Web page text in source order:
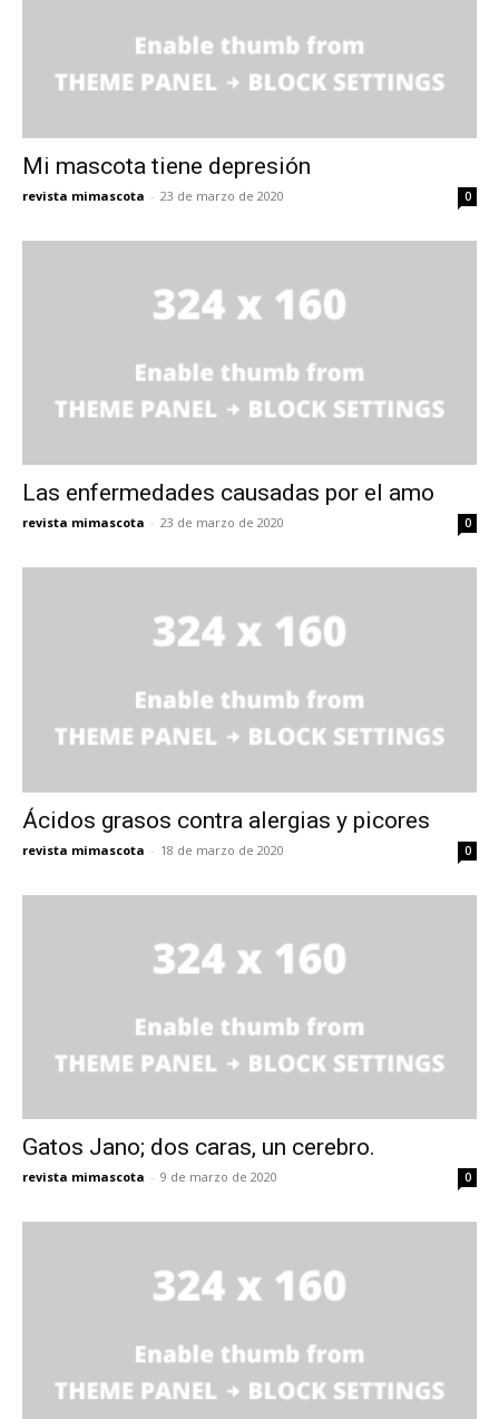
Mi mascota tiene depresión
revista mimascota - 23 de marzo de 2020 0
Las enfermedades causadas por el amo
revista mimascota - 23 de marzo de 2020 0
Ácidos grasos contra alergias y picores
revista mimascota - 18 de marzo de 2020 0
Gatos Jano; dos caras, un cerebro.
revista mimascota - 9 de marzo de 2020 0